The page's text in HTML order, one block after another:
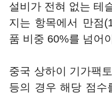
설비가 전혀 없는 테
지는 항목에서 만점
품 비중 60%를 넘어
중국 상하이 기가팩
등의 경우 해당 점수